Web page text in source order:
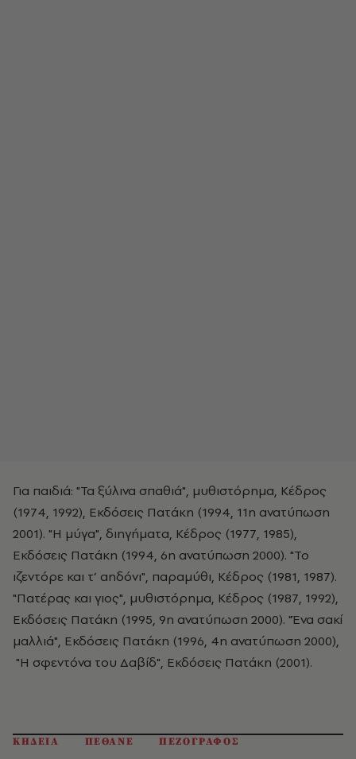
Για παιδιά: "Τα ξύλινα σπαθιά", μυθιστόρημα, Κέδρος
(1974, 1992), Εκδόσεις Πατάκη (1994, 11η ανατύπωση
2001). "Η μύγα", διηγήματα, Κέδρος (1977, 1985),
Εκδόσεις Πατάκη (1994, 6η ανατύπωση 2000). "Το
ιζεντόρε και τ’ αηδόνι", παραμύθι, Κέδρος (1981, 1987).
"Πατέρας και γιος", μυθιστόρημα, Κέδρος (1987, 1992),
Εκδόσεις Πατάκη (1995, 9η ανατύπωση 2000). "Ένα σακί
μαλλιά", Εκδόσεις Πατάκη (1996, 4η ανατύπωση 2000),
"Η σφεντόνα του Δαβίδ", Εκδόσεις Πατάκη (2001).
ΚΗΔΕΙΑ ΠΕΘΑΝΕ ΠΕΖΟΓΡΑΦΟΣ